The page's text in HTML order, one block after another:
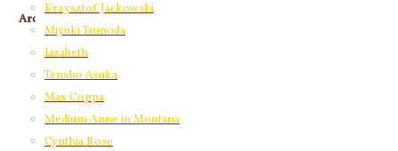
Krzysztof Jackowski
Miyuki Tsunoda
Lizabeth
Tensho Asuka
Max Coppa
Medium Anne in Montana
Cynthia Rose
Archives
2026年8月
2026年7月(58)
2026年6月
2026年5月
(67)
2026年4月